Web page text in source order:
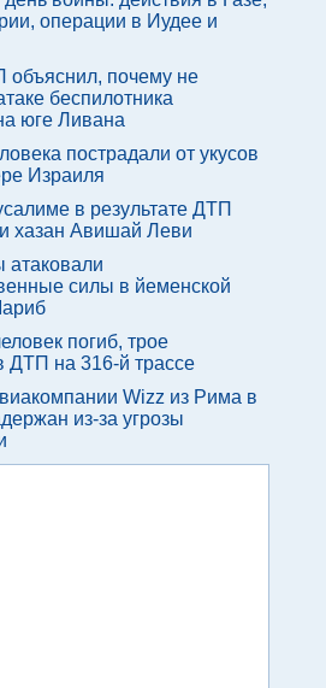
операции в Иудее и
объяснил, почему не
беспилотника
юге Ливана
пострадали от укусов
Израиля
в результате ДТП
хазан Авишай Леви
атаковали
силы в йеменской
погиб, трое
ДТП на 316-й трассе
Wizz из Рима в
из-за угрозы